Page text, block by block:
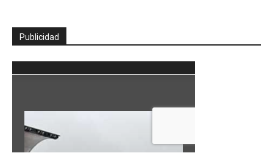
Publicidad